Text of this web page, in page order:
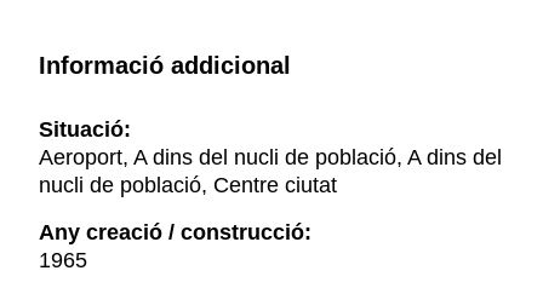
Informació addicional
Situació:
Aeroport, A dins del nucli de població, A dins del
nucli de població, Centre ciutat
Any creació / construcció:
1965